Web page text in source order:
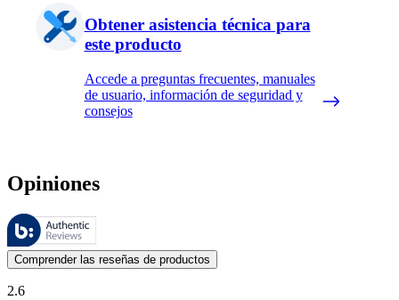
Obtener asistencia técnica para
este producto
Accede a preguntas frecuentes, manuales
de usuario, información de seguridad y
consejos
Opiniones
Estas reseñas las gestiona Bazaarvoice y cumplen con la política de
Las opiniones de los clientes en forma de reseñas de productos y
Comprender las reseñas de productos
2.6